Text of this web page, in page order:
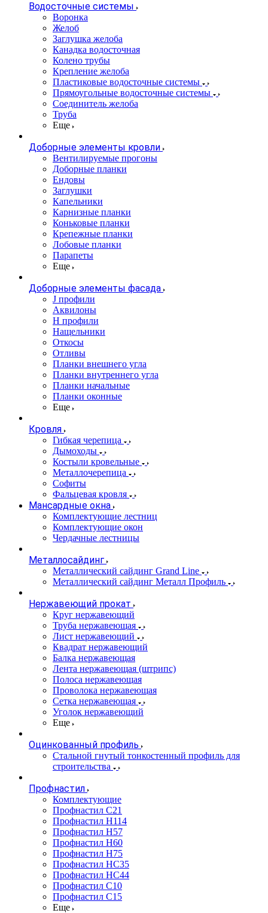
Водосточные системы
Воронка
Желоб
Заглушка желоба
Канадка водосточная
Колено трубы
Крепление желоба
Пластиковые водосточные системы
Прямоугольные водосточные системы
Соединитель желоба
Труба
Еще
Доборные элементы кровли
Вентилируемые прогоны
Доборные планки
Ендовы
Заглушки
Капельники
Карнизные планки
Коньковые планки
Крепежные планки
Лобовые планки
Парапеты
Еще
Доборные элементы фасада
J профили
Аквилоны
Н профили
Нащельники
Откосы
Отливы
Планки внешнего угла
Планки внутреннего угла
Планки начальные
Планки оконные
Еще
Кровля
Гибкая черепица
Дымоходы
Костыли кровельные
Металлочерепица
Софиты
Фальцевая кровля
Мансардные окна
Комплектующие лестниц
Комплектующие окон
Чердачные лестницы
Металлосайдинг
Металлический сайдинг Grand Line
Металлический сайдинг Металл Профиль
Нержавеющий прокат
Круг нержавеющий
Труба нержавеющая
Лист нержавеющий
Квадрат нержавеющий
Балка нержавеющая
Лента нержавеющая (штрипс)
Полоса нержавеющая
Проволока нержавеющая
Сетка нержавеющая
Уголок нержавеющий
Еще
Оцинкованный профиль
Стальной гнутый тонкостенный профиль для
строительства
Профнастил
Комплектующие
Профнастил C21
Профнастил Н114
Профнастил Н57
Профнастил Н60
Профнастил Н75
Профнастил НС35
Профнастил НС44
Профнастил С10
Профнастил С15
Еще